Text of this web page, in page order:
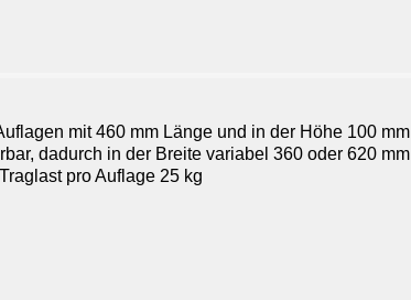
mit 460 mm Länge und in der Höhe 100 mm
dadurch in der Breite variabel 360 oder 620 mm
pro Auflage 25 kg